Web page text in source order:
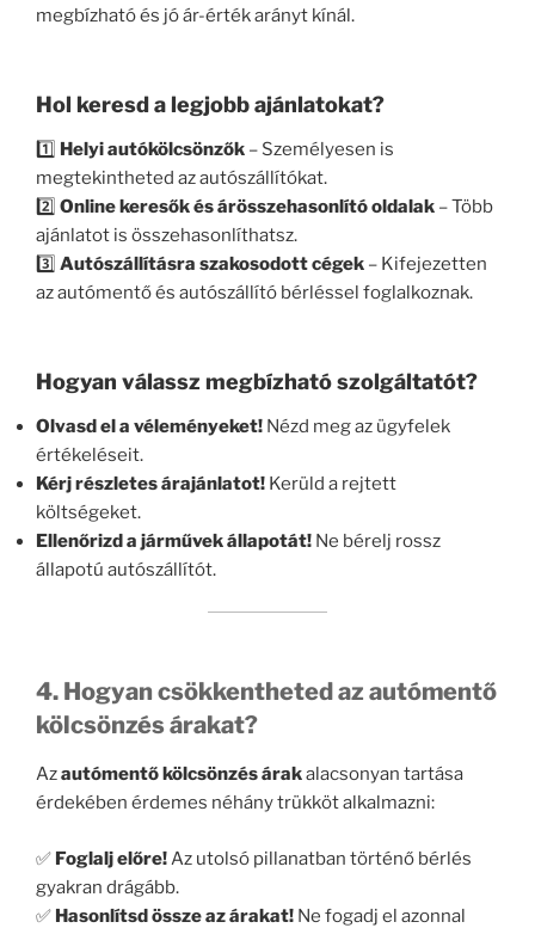
megbízható és jó ár-érték arányt kínál.
Hol keresd a legjobb ajánlatokat?
1️⃣ Helyi autókölcsönzők – Személyesen is
megtekintheted az autószállítókat.
2️⃣ Online keresők és árösszehasonlító oldalak – Több
ajánlatot is összehasonlíthatsz.
3️⃣ Autószállításra szakosodott cégek – Kifejezetten
az autómentő és autószállító bérléssel foglalkoznak.
Hogyan válassz megbízható szolgáltatót?
Olvasd el a véleményeket! Nézd meg az ügyfelek
értékeléseit.
Kérj részletes árajánlatot! Kerüld a rejtett
költségeket.
Ellenőrizd a járművek állapotát! Ne bérelj rossz
állapotú autószállítót.
4. Hogyan csökkentheted az autómentő
kölcsönzés árakat?
Azautómentő kölcsönzés árakalacsonyan tartása
érdekében érdemes néhány trükköt alkalmazni:
✅ Foglalj előre!Az utolsó pillanatban történő bérlés
gyakran drágább.
✅ Hasonlítsd össze az árakat! Ne fogadj el azonnal